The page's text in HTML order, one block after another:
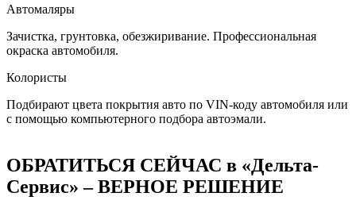
Автомаляры
Зачистка, грунтовка, обезжиривание. Профессиональная
окраска автомобиля.
Колористы
Подбирают цвета покрытия авто по VIN-коду автомобиля или
с помощью компьютерного подбора автоэмали.
ОБРАТИТЬСЯ СЕЙЧАС в «Дельта-
Сервис» – ВЕРНОЕ РЕШЕНИЕ